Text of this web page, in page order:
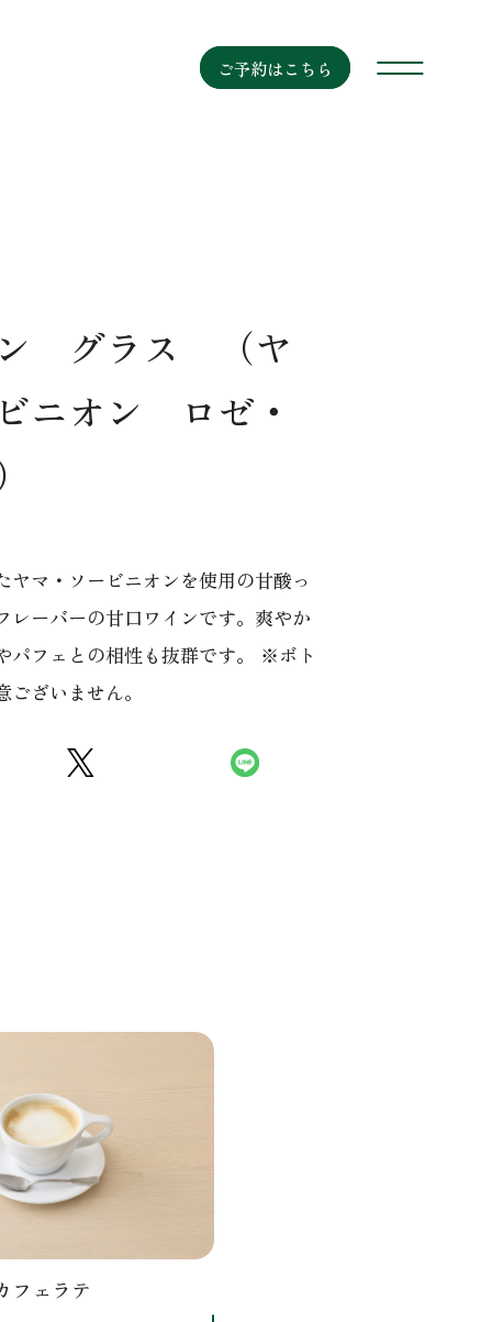
ご予約はこちら
グラス （ヤ
ニオン ロゼ・
ヤマ・ソービニオンを使用の甘酸っ
レーバーの甘口ワインです。爽やか
パフェとの相性も抜群です。 ※ボト
ざいません。
フェラテ